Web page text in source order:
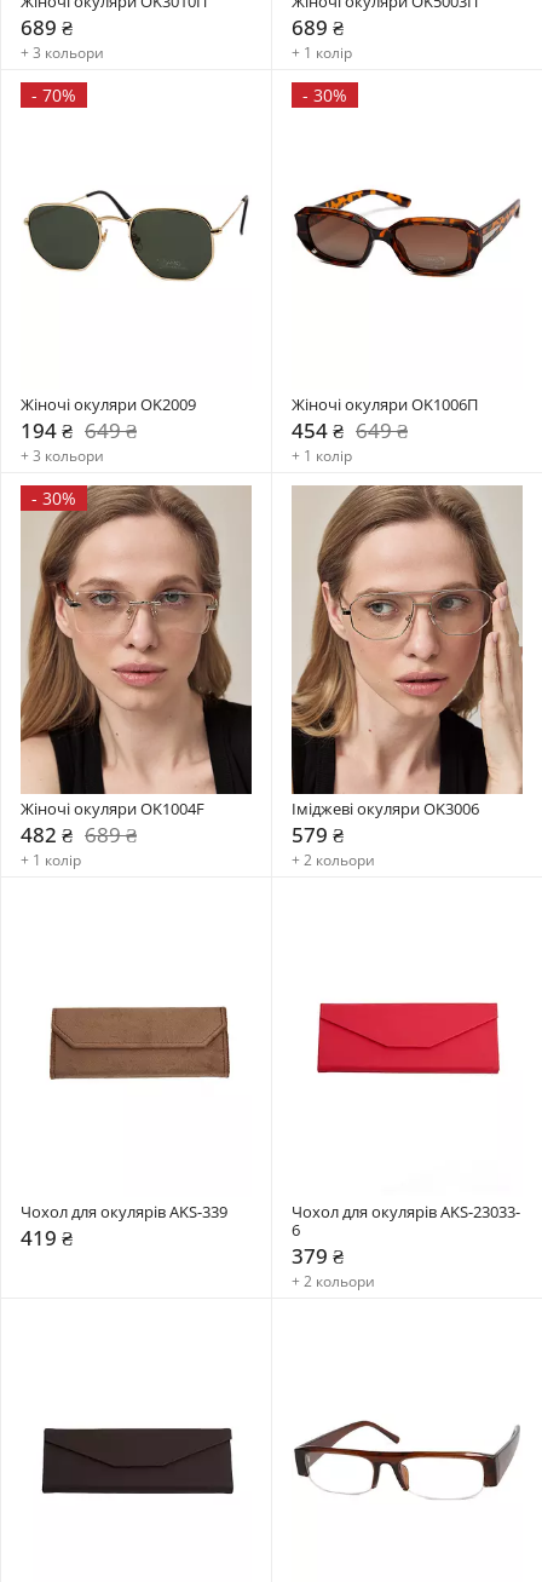
689 ₴
+ 3 кольори
689 ₴
+ 1 колір
- 70%
Жіночі окуляри OK2009
194 ₴ 649 ₴
+ 3 кольори
- 30%
Жіночі окуляри OK1006П
454 ₴ 649 ₴
+ 1 колір
- 30%
Жіночі окуляри OK1004F
482 ₴ 689 ₴
+ 1 колір
Іміджеві окуляри OK3006
579 ₴
+ 2 кольори
Чохол для окулярів AKS-339
419 ₴
Чохол для окулярів AKS-23033-
6
379 ₴
+ 2 кольори